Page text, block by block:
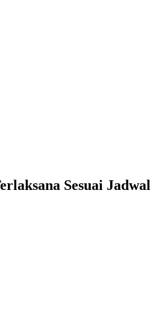
Sesuai Jadwal